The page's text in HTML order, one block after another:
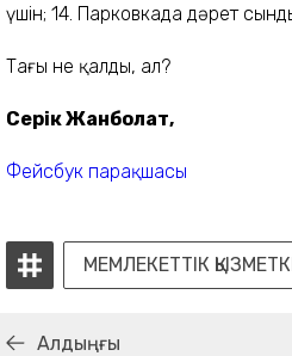
үшін; 14. Парковкада дәрет
Тағы не қалды, ал?
Серік Жанболат,
Фейсбук парақшасы
МЕМЛЕКЕТТІК
Алдыңғы